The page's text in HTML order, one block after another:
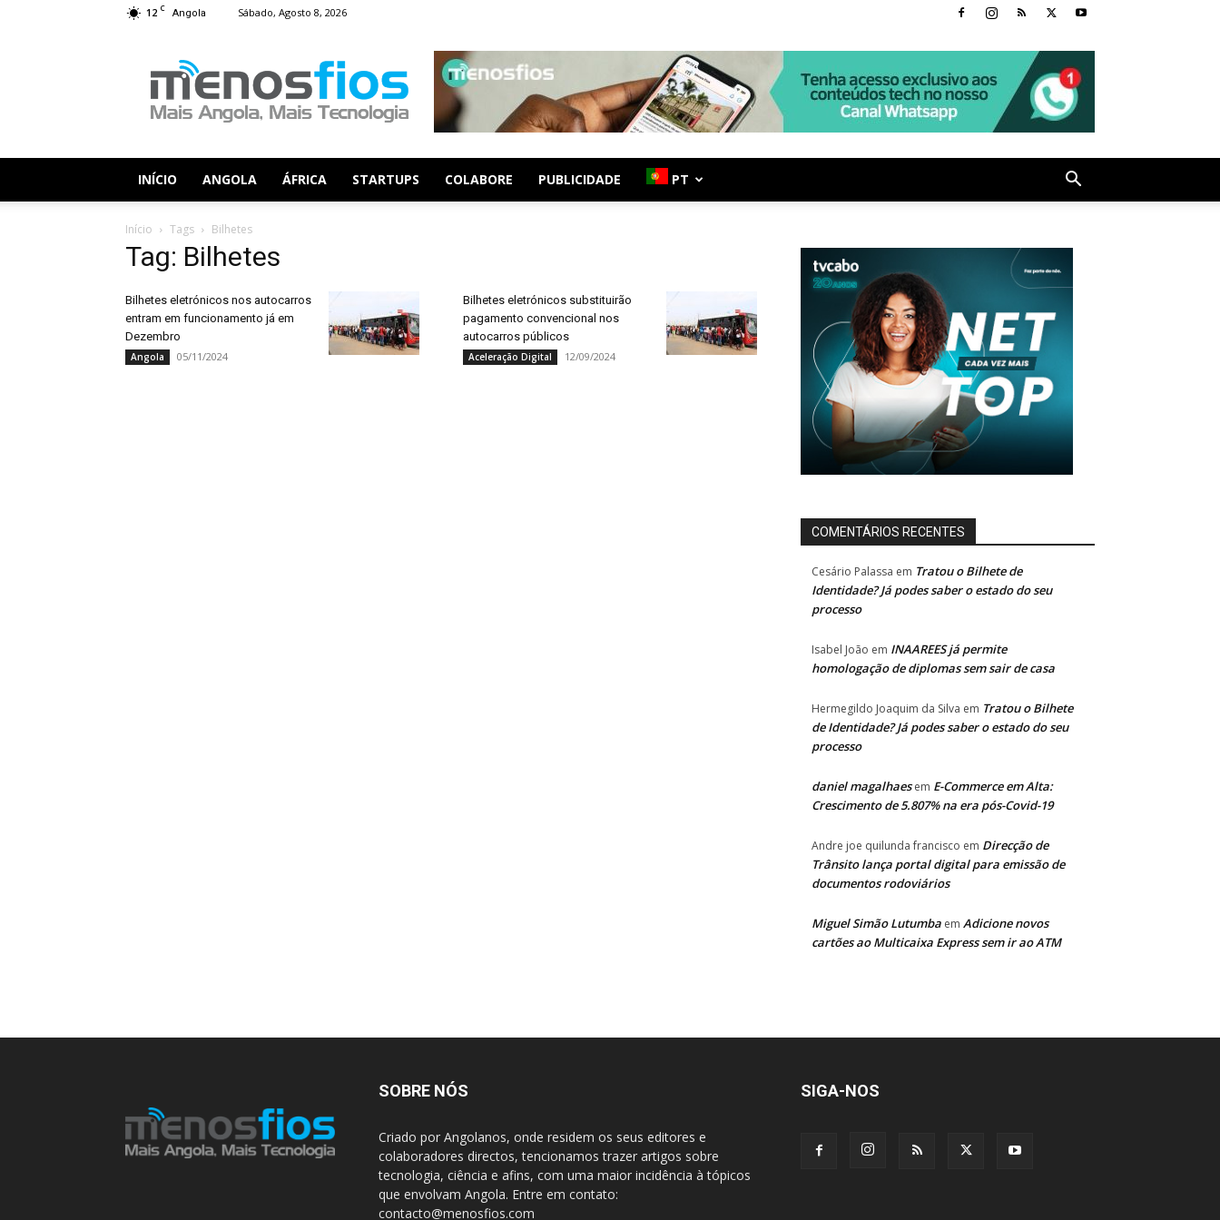
12 C Angola Sábado, Agosto 8, 2026
Fios
INÍCIO ANGOLA ÁFRICA STARTUPS COLABORE PUBLICIDADE PT
Início Tags Bilhetes
Tag: Bilhetes
Bilhetes eletrónicos nos autocarros
entram em funcionamento já em
Dezembro
Angola 05/11/2024
Bilhetes eletrónicos substituirão
pagamento convencional nos
autocarros públicos
Aceleração Digital 12/09/2024
COMENTÁRIOS RECENTES
Cesário Palassa em Tratou o Bilhete de
Identidade? Já podes saber o estado do seu
processo
Isabel João em INAAREES já permite
homologação de diplomas sem sair de casa
Hermegildo Joaquim da Silva em Tratou o Bilhete
de Identidade? Já podes saber o estado do seu
processo
daniel magalhaesem E-Commerce em Alta:
Crescimento de 5.807% na era pós-Covid-19
Andre joe quilunda francisco em Direcção de
Trânsito lança portal digital para emissão de
documentos rodoviários
Miguel Simão Lutumba em Adicione novos
cartões ao Multicaixa Express sem ir ao ATM
SOBRE NÓS
Criado por Angolanos, onde residem os seus editores e
colaboradores directos, tencionamos trazer artigos sobre
tecnologia, ciência e afins, com uma maior incidência à tópicos
que envolvam Angola. Entre em contato:
contacto@menosfios.com
SIGA-NOS